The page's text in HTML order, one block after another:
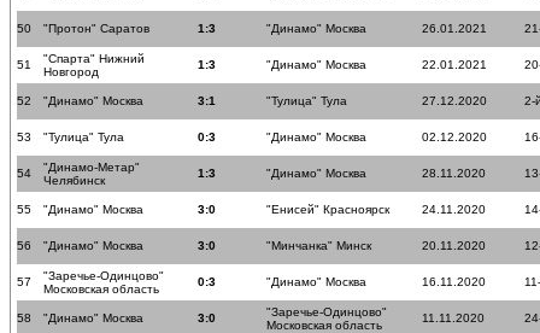
50 "Протон" Саратов 1:3 "Динамо" Москва 26.01.2021
51
"Спарта" Нижний
Новгород
1:3 "Динамо" Москва 22.01.2021
52 "Динамо" Москва 3:1 "Тулица" Тула 27.12.2020 2-
53 "Тулица" Тула 0:3 "Динамо" Москва 02.12.2020
54
"Динамо-Метар"
Челябинск
1:3 "Динамо" Москва 28.11.2020
55 "Динамо" Москва 3:0 "Енисей" Красноярск 24.11.2020
56 "Динамо" Москва 3:0 "Минчанка" Минск 20.11.2020
57
"Заречье-Одинцово"
Московская область
0:3 "Динамо" Москва 16.11.2020
58 "Динамо" Москва 3:0
"Заречье-Одинцово"
Московская область
11.11.2020